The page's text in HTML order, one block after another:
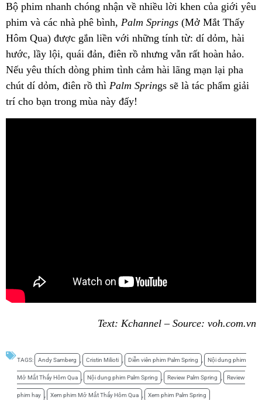
Bộ phim nhanh chóng nhận về nhiều lời khen của giới yêu
phim và các nhà phê bình, Palm Springs (Mở Mắt Thấy
Hôm Qua) được gắn liền với những tính từ: dí dỏm, hài
hước, lầy lội, quái đản, điên rồ nhưng vẫn rất hoàn hảo.
Nếu yêu thích dòng phim tình cảm hài lãng mạn lại pha
chút dí dỏm, điên rồ thì Palm Springs sẽ là tác phẩm giải
trí cho bạn trong mùa này đấy!
Text: Kchannel – Source: voh.com.vn
TAGS: Andy Samberg , Cristin Milioti , Diễn viên phim Palm Spring , Nội dung phim
Mở Mắt Thấy Hôm Qua , Nội dung phim Palm Spring , Review Palm Spring , Review
phim hay , Xem phim Mở Mắt Thấy Hôm Qua , Xem phim Palm Spring